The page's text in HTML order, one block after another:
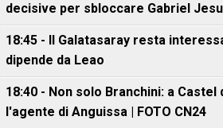
decisive per sbloccare Gabriel
18:45 - Il Galatasaray resta
dipende da Leao
18:40 - Non solo Branchini: a Castel
l'agente di Anguissa | FOTO CN24